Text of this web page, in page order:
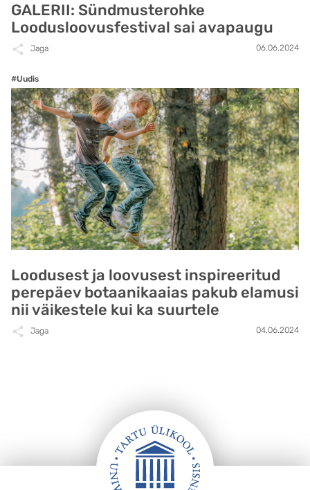
GALERII: Sündmusterohke
Loodusloovusfestival sai avapaugu
Jaga 06.06.2024
#Uudis
Loodusest ja loovusest inspireeritud
perepäev botaanikaaias pakub elamusi
nii väikestele kui ka suurtele
Jaga 04.06.2024